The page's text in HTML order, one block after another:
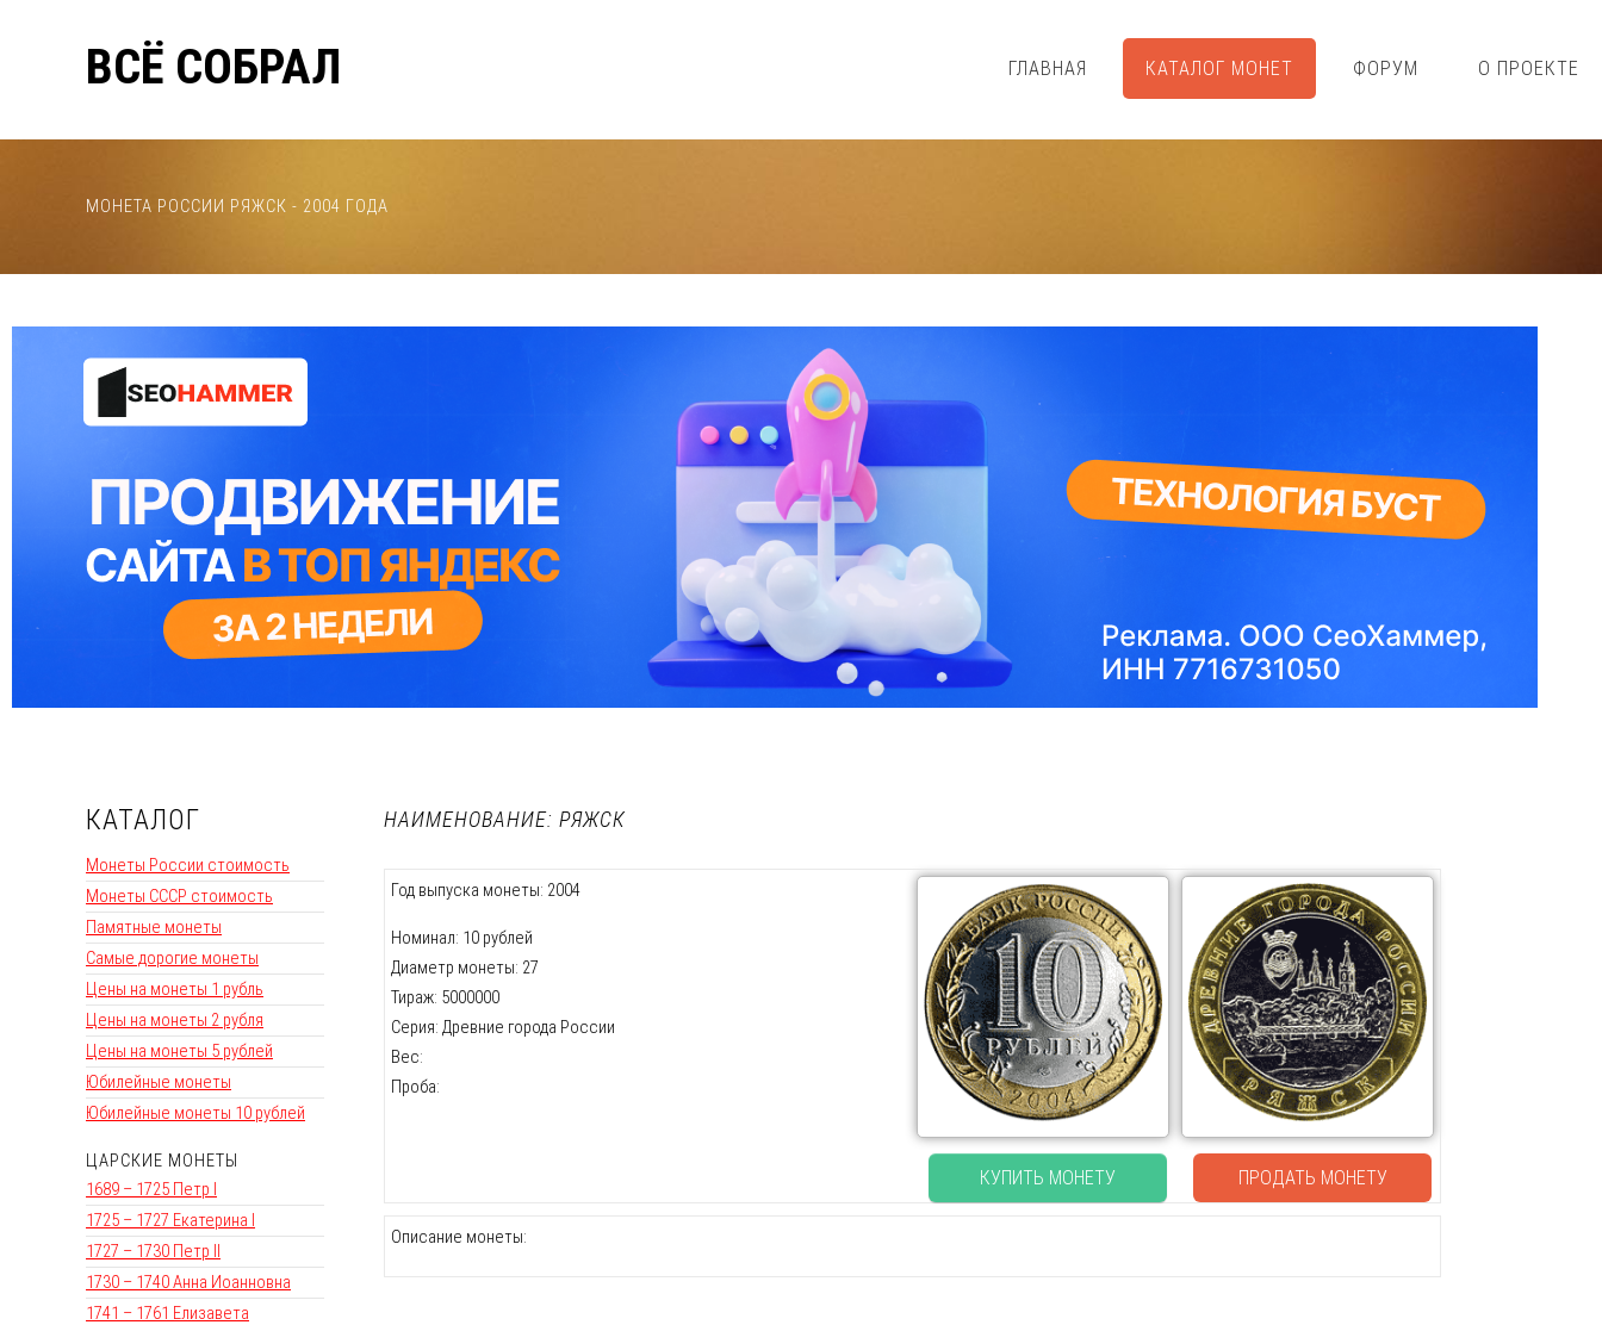
ВСЁ СОБРАЛ ГЛАВНАЯ КАТАЛОГ МОНЕТ ФОРУМ О ПРОЕКТЕ
МОНЕТА РОССИИ РЯЖСК - 2004 ГОДА
КАТАЛОГ
Монеты России стоимость
Монеты СССР стоимость
Памятные монеты
Самые дорогие монеты
Цены на монеты 1 рубль
Цены на монеты 2 рубля
Цены на монеты 5 рублей
Юбилейные монеты
Юбилейные монеты 10 рублей
ЦАРСКИЕ МОНЕТЫ
1689 – 1725 Петр I
1725 – 1727 Екатерина I
1727 – 1730 Петр II
1730 – 1740 Анна Иоанновна
1741 – 1761 Елизавета
НАИМЕНОВАНИЕ: РЯЖСК
Год выпуска монеты: 2004
Номинал: 10 рублей
Диаметр монеты: 27
Тираж: 5000000
Серия: Древние города России
Вес:
Проба:
КУПИТЬ МОНЕТУ ПРОДАТЬ МОНЕТУ
Описание монеты: